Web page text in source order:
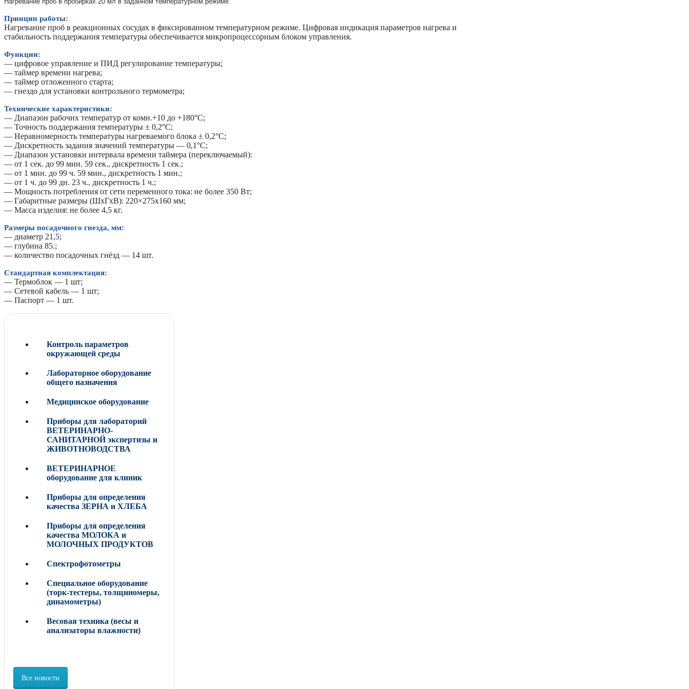
Принцип работы:
Нагревание проб в реакционных сосудах в фиксированном температурном режиме. Цифровая индикация параметров нагрева и
стабильность поддержания температуры обеспечивается микропроцессорным блоком управления.
Функции:
— цифровое управление и ПИД регулирование температуры;
— таймер времени нагрева;
— таймер отложенного старта;
— гнездо для установки контрольного термометра;
Технические характеристики:
— Диапазон рабочих температур от комн.+10 до +180°С;
— Точность поддержания температуры ± 0,2°С;
— Неравномерность температуры нагреваемого блока ± 0,2°С;
— Дискретность задания значений температуры — 0,1°С;
— Диапазон установки интервала времени таймера (переключаемый):
— от 1 сек. до 99 мин. 59 сек., дискретность 1 сек.;
— от 1 мин. до 99 ч. 59 мин., дискретность 1 мин.;
— от 1 ч. до 99 дн. 23 ч., дискретность 1 ч.;
— Мощность потребления от сети переменного тока: не более 350 Вт;
— Габаритные размеры (ШхГхВ): 220×275х160 мм;
— Масса изделия: не более 4,5 кг.
Размеры посадочного гнезда, мм:
— диаметр 21,5;
— глубина 85.;
— количество посадочных гнёзд — 14 шт.
Стандартная комплектация:
— Термоблок — 1 шт;
— Сетевой кабель — 1 шт;
— Паспорт — 1 шт.
Контроль параметров
окружающей среды
Лабораторное оборудование
общего назначения
Медицинское оборудование
Приборы для лабораторий
ВЕТЕРИНАРНО-
САНИТАРНОЙ экспертизы и
ЖИВОТНОВОДСТВА
ВЕТЕРИНАРНОЕ
оборудование для клиник
Приборы для определения
качества ЗЕРНА и ХЛЕБА
Приборы для определения
качества МОЛОКА и
МОЛОЧНЫХ ПРОДУКТОВ
Спектрофотометры
Специальное оборудование
(торк-тестеры, толщиномеры,
динамометры)
Весовая техника (весы и
анализаторы влажности)
Все новости